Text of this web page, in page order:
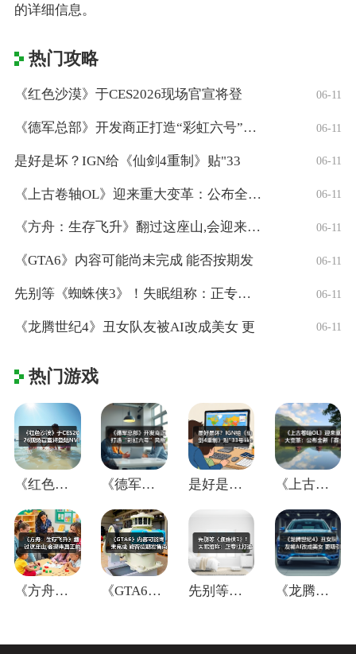
的详细信息。
热门攻略
《红色沙漠》于CES2026现场官宣将登 06-11
《德军总部》开发商正打造“彩虹六号”风格 06-11
是好是坏？IGN给《仙剑4重制》贴"33 06-11
《上古卷轴OL》迎来重大变革：公布全新「 06-11
《方舟：生存飞升》翻过这座山,会迎来真正 06-11
《GTA6》内容可能尚未完成 能否按期发 06-11
先别等《蜘蛛侠3》！失眠组称：正专注打造 06-11
《龙腾世纪4》丑女队友被AI改成美女 更 06-11
热门游戏
《红色沙漠》于CES2026现场官宣将登 《德军总部》开发商正打造“彩虹六号”风格 是好是坏？IGN给《仙剑4重制》贴"33 《上古卷轴OL》迎来重大变革：公布全新「
《方舟：生存飞升》翻过这座山,会迎来真正 《GTA6》内容可能尚未完成 能否按期发 先别等《蜘蛛侠3》！失眠组称：正专注打造 《龙腾世纪4》丑女队友被AI改成美女 更